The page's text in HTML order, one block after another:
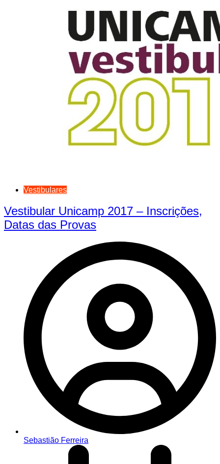
Vestibulares
Vestibular Unicamp 2017 – Inscrições,
Datas das Provas
Sebastião Ferreira